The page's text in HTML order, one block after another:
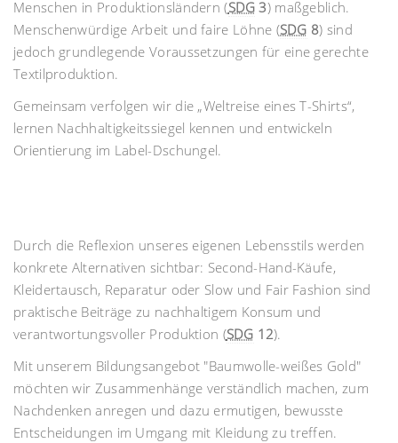
Menschen in Produktionsländern (SDG 3) maßgeblich.
Menschenwürdige Arbeit und faire Löhne (SDG 8) sind
jedoch grundlegende Voraussetzungen für eine gerechte
Textilproduktion.
Gemeinsam verfolgen wir die „Weltreise eines T-Shirts“,
lernen Nachhaltigkeitssiegel kennen und entwickeln
Orientierung im Label-Dschungel.
Durch die Reflexion unseres eigenen Lebensstils werden
konkrete Alternativen sichtbar: Second-Hand-Käufe,
Kleidertausch, Reparatur oder Slow und Fair Fashion sind
praktische Beiträge zu nachhaltigem Konsum und
verantwortungsvoller Produktion (SDG 12).
Mit unserem Bildungsangebot "Baumwolle-weißes Gold"
möchten wir Zusammenhänge verständlich machen, zum
Nachdenken anregen und dazu ermutigen, bewusste
Entscheidungen im Umgang mit Kleidung zu treffen.